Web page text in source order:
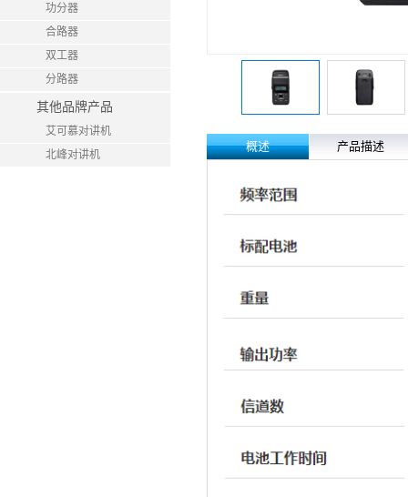
功分器
合路器
双工器
分路器
其他品牌产品
艾可慕对讲机
北峰对讲机
概述 产品描述